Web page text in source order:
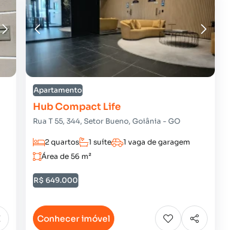
Apartamento
Hub Compact Life
Rua T 55, 344, Setor Bueno, Goiânia - GO
2 quartos 1 suíte
1 vaga de garagem
Área de 56 m²
R$ 649.000
Conhecer imóvel